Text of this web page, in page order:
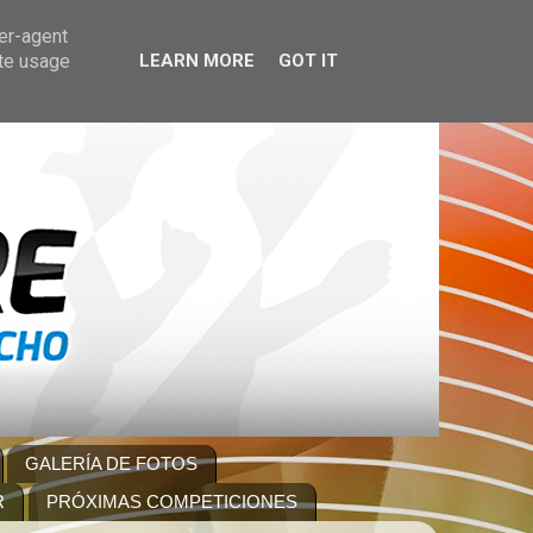
GALERÍA DE FOTOS
PRÓXIMAS COMPETICIONES
agent
usage
LEARN MORE GOT IT